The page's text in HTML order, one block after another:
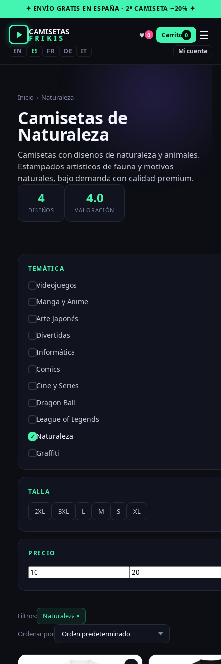
al
contenido
✦ ENVÍO GRATIS EN ESPAÑA · 2ª CAMISETA −20% ✦
CAMISETAS
FRIKIS ♥ 0 Carrito 0 ☰
EN ES FR DE IT Mi cuenta
Inicio › Naturaleza
Camisetas de
Naturaleza
Camisetas con disenos de naturaleza y animales.
Estampados artisticos de fauna y motivos
naturales, bajo demanda con calidad premium.
4
DISEÑOS
4.0
VALORACIÓN
TEMÁTICA
Videojuegos
Manga y Anime
Arte Japonés
Divertidas
Informática
Comics
Cine y Series
Dragon Ball
League of Legends
Naturaleza
Graffiti
TALLA
2XL 3XL L M S XL
PRECIO
Precio
Precio
Filtros: Naturaleza ×
Ordenar por